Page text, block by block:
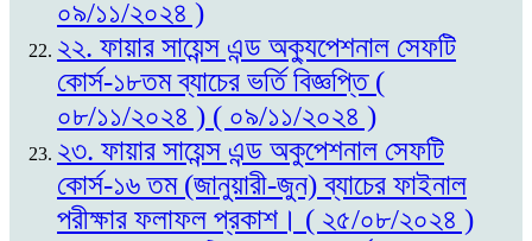
০৯/১১/২০২৪ )
২২. ফায়ার সায়েন্স এন্ড অক্যুপেশনাল সেফটি
কোর্স-১৮তম ব্যাচের ভর্তি বিজ্ঞপ্তি (
০৮/১১/২০২৪ ) ( ০৯/১১/২০২৪ )
২৩. ফায়ার সায়েন্স এন্ড অকুপেশনাল সেফটি
কোর্স-১৬ তম (জানুয়ারী-জুন) ব্যাচের ফাইনাল
পরীক্ষার ফলাফল প্রকাশ। ( ২৫/০৮/২০২৪ )